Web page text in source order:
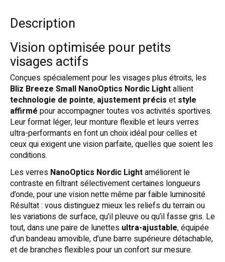
Description
Vision optimisée pour petits
visages actifs
Conçues spécialement pour les visages plus étroits, les
Bliz Breeze Small NanoOptics Nordic Lightallient
technologie de pointe, ajustement précis et style
affirmé pour accompagner toutes vos activités sportives.
Leur format léger, leur monture flexible et leurs verres
ultra-performants en font un choix idéal pour celles et
ceux qui exigent une vision parfaite, quelles que soient les
conditions.
Les verres NanoOptics Nordic Lightaméliorent le
contraste en filtrant sélectivement certaines longueurs
d’onde, pour une vision nette même par faible luminosité.
Résultat : vous distinguez mieux les reliefs du terrain ou
les variations de surface, qu’il pleuve ou qu’il fasse gris. Le
tout, dans une paire de lunettes ultra-ajustable, équipée
d’un bandeau amovible, d’une barre supérieure détachable,
et de branches flexibles pour un confort sur mesure.